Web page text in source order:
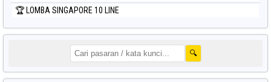
🏆 LOMBA SINGAPORE 10 LINE
🔍